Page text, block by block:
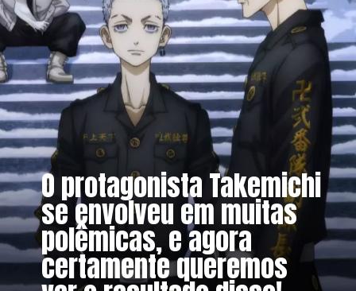
O protagonista Takemichi
se envolveu em muitas
polêmicas, e agora
certamente queremos